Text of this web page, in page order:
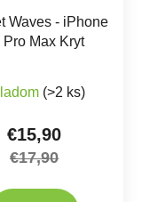
Waves - iPhone
Pro Max Kryt
(>2 ks)
€15,90
€17,90